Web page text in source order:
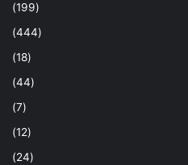
(199)
(444)
(18)
(44)
(7)
(12)
(24)